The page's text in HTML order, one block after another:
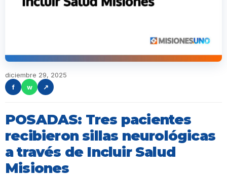
diciembre 29, 2025
f
w ↗
POSADAS: Tres pacientes
recibieron sillas neurológicas
a través de Incluir Salud
Misiones